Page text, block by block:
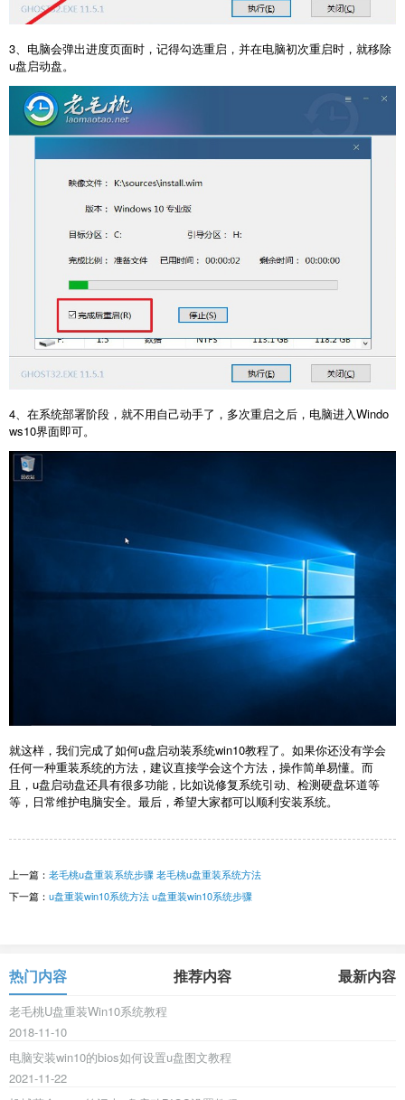
3、电脑会弹出进度页面时，记得勾选重启，并在电脑初次重启时，就移除
u盘启动盘。
4、在系统部署阶段，就不用自己动手了，多次重启之后，电脑进入Windo
ws10界面即可。
就这样，我们完成了如何u盘启动装系统win10教程了。如果你还没有学会
任何一种重装系统的方法，建议直接学会这个方法，操作简单易懂。而
且，u盘启动盘还具有很多功能，比如说修复系统引动、检测硬盘坏道等
等，日常维护电脑安全。最后，希望大家都可以顺利安装系统。
上一篇： 老毛桃u盘重装系统步骤 老毛桃u盘重装系统方法
下一篇： u盘重装win10系统方法 u盘重装win10系统步骤
热门内容 推荐内容 最新内容
老毛桃U盘重装Win10系统教程
2018-11-10
电脑安装win10的bios如何设置u盘图文教程
2021-11-22